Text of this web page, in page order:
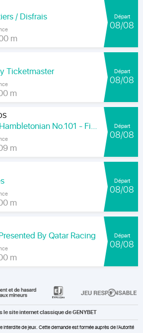
/ Disfrais
m
Départ
08/08
Ticketmaster
m
Départ
08/08
Winning Key Farm Hambletonian No.101 - Final
m
Départ
08/08
m
Départ
08/08
By Qatar Racing
m
Départ
08/08
le site internet classique de GENYBET
interdite de jeux. Cette demande est formée auprès de l'Autorité